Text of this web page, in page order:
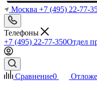
Москва +7 (495) 22-77-
Телефоны
+7 (495) 22-77-350Отдел
Сравнение0